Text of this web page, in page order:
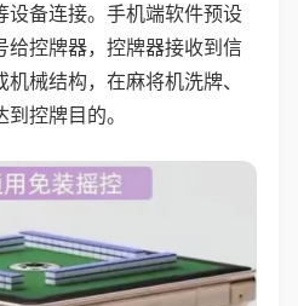
设备连接。手机端软件预设
给控牌器，控牌器接收到信
械结构，在麻将机洗牌、
控牌目的。